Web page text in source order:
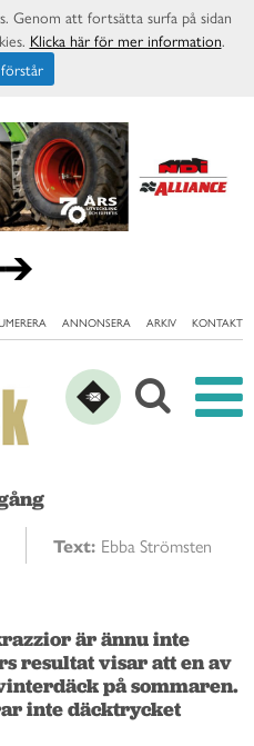
ANNONSERA ARKIV KONTAKT
Text: Ebba Strömsten
är ännu inte
resultat visar att en av
på sommaren.
inte däcktrycket
Genom att fortsätta surfa på sidan
Klicka här för mer information.
förstår